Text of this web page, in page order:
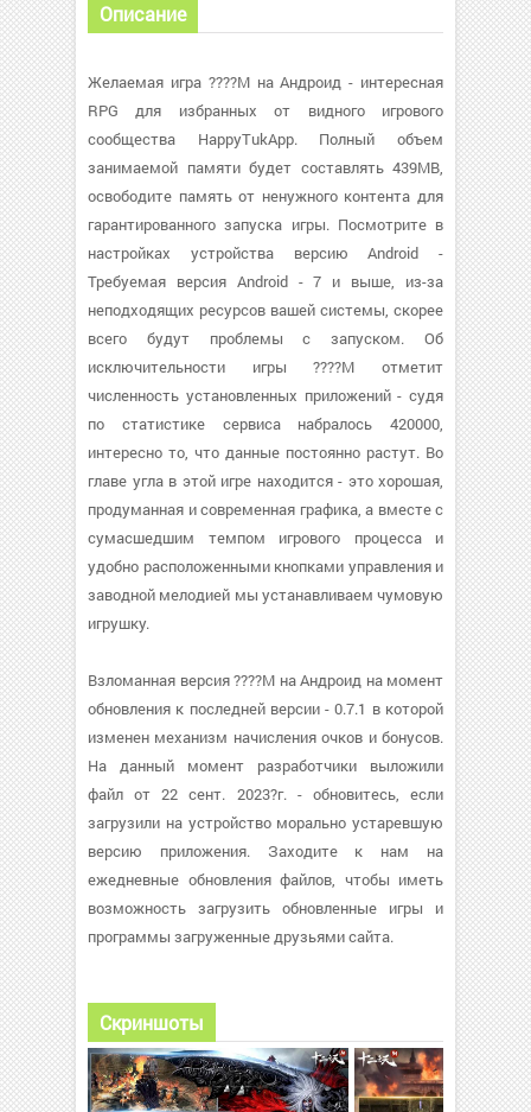
Описание
Желаемая игра ????M на Андроид - интересная
RPG для избранных от видного игрового
сообщества HappyTukApp. Полный объем
занимаемой памяти будет составлять 439MB,
освободите память от ненужного контента для
гарантированного запуска игры. Посмотрите в
настройках устройства версию Android -
Требуемая версия Android - 7 и выше, из-за
неподходящих ресурсов вашей системы, скорее
всего будут проблемы с запуском. Об
исключительности игры ????M отметит
численность установленных приложений - судя
по статистике сервиса набралось 420000,
интересно то, что данные постоянно растут. Во
главе угла в этой игре находится - это хорошая,
продуманная и современная графика, а вместе с
сумасшедшим темпом игрового процесса и
удобно расположенными кнопками управления и
заводной мелодией мы устанавливаем чумовую
игрушку.
Взломанная версия ????M на Андроид на момент
обновления к последней версии - 0.7.1 в которой
изменен механизм начисления очков и бонусов.
На данный момент разработчики выложили
файл от 22 сент. 2023?г. - обновитесь, если
загрузили на устройство морально устаревшую
версию приложения. Заходите к нам на
ежедневные обновления файлов, чтобы иметь
возможность загрузить обновленные игры и
программы загруженные друзьями сайта.
Скриншоты